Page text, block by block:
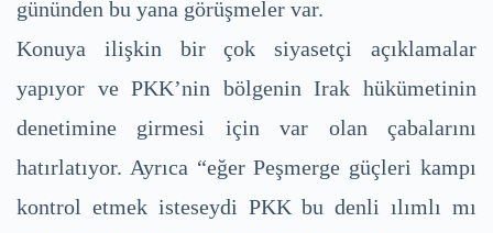
gününden bu yana görüşmeler var.
Konuya ilişkin bir çok siyasetçi açıklamalar
yapıyor ve PKK’nin bölgenin Irak hükümetinin
denetimine girmesi için var olan çabalarını
hatırlatıyor. Ayrıca “eğer Peşmerge güçleri kampı
kontrol etmek isteseydi PKK bu denli ılımlı mı